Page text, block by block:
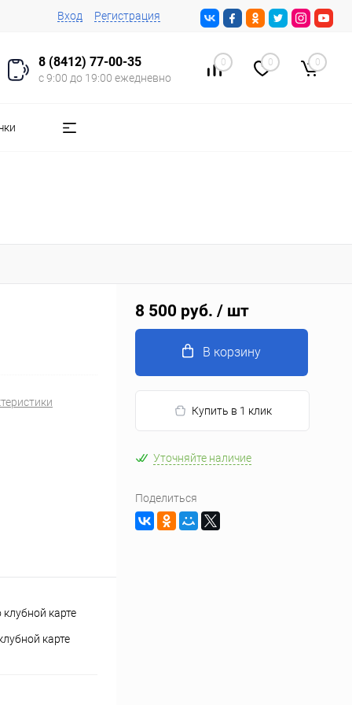
Вход Регистрация
8 (8412) 77-00-35
с 9:00 до 19:00 ежедневно
0 0 0
карте
8 500 руб. / шт
В корзину
Купить в 1 клик
Уточняйте наличие
Поделиться